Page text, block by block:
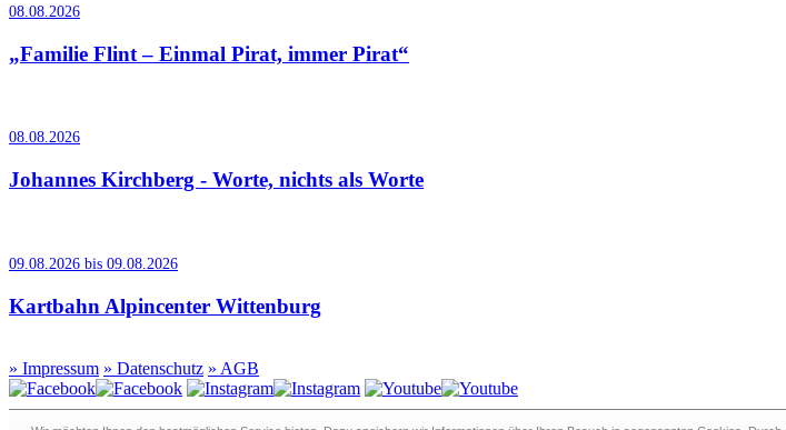
08.08.2026
„Familie Flint – Einmal Pirat, immer Pirat“
08.08.2026
Johannes Kirchberg - Worte, nichts als Worte
09.08.2026 bis 09.08.2026
Kartbahn Alpincenter Wittenburg
» Impressum » Datenschutz » AGB